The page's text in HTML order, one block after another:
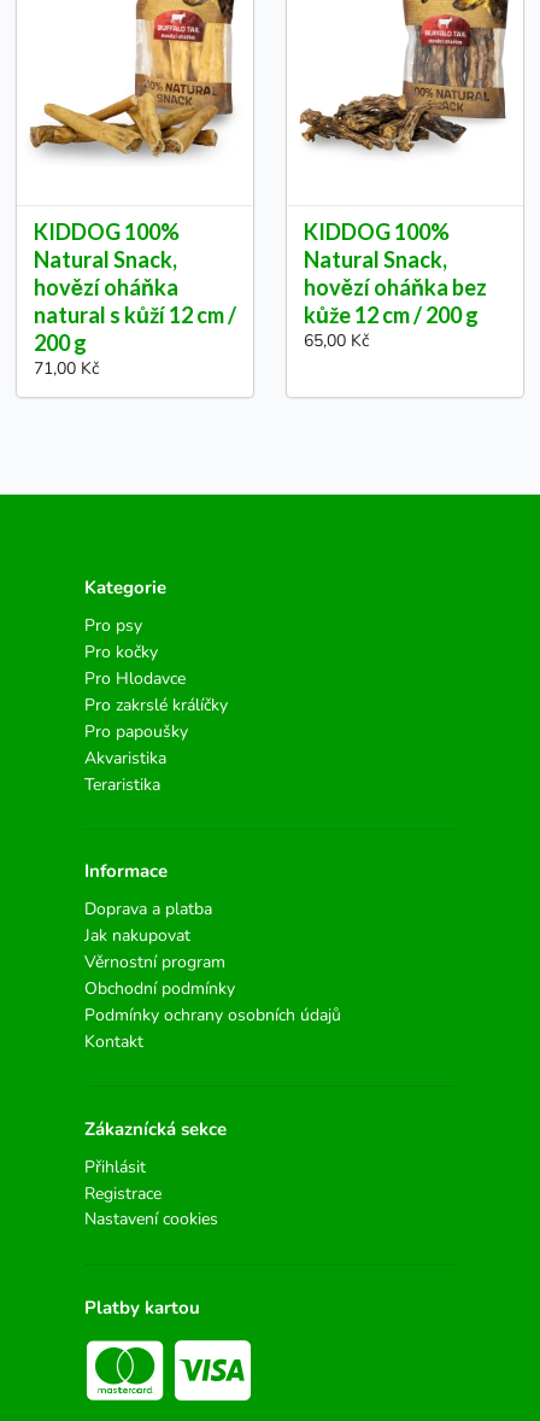
KIDDOG 100%
Natural Snack,
hovězí oháňka
natural s kůží 12 cm /
200 g
71,00 Kč
KIDDOG 100%
Natural Snack,
hovězí oháňka bez
kůže 12 cm / 200 g
65,00 Kč
Kategorie
Pro psy
Pro kočky
Pro Hlodavce
Pro zakrslé králíčky
Pro papoušky
Akvaristika
Teraristika
Informace
Doprava a platba
Jak nakupovat
Věrnostní program
Obchodní podmínky
Podmínky ochrany osobních údajů
Kontakt
Zákaznícká sekce
Přihlásit
Registrace
Nastavení cookies
Platby kartou